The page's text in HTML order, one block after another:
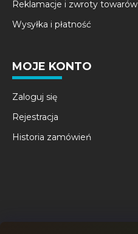
Reklamacje i zwroty towarów
Wysyłka i płatność
MOJE KONTO
Zaloguj się
Rejestracja
Historia zamówień